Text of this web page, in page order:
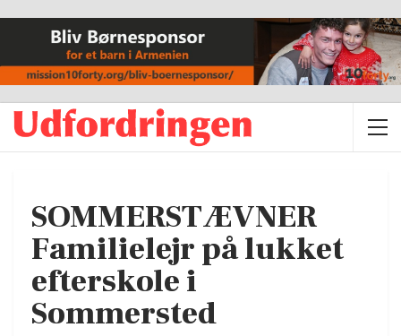
SOMMERSTÆVNER
Familielejr på lukket
efterskole i
Sommersted